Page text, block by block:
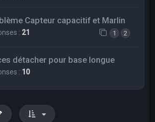
Capteur capacitif et Marlin
: 21 1 2
détacher pour base longue
: 10